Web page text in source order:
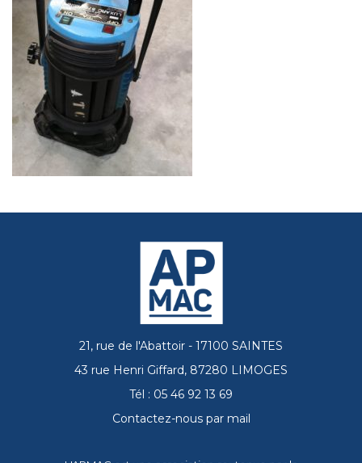
21, rue de l'Abattoir - 17100 SAINTES
43 rue Henri Giffard, 87280 LIMOGES
Tél : 05 46 92 13 69
Contactez-nous par mail